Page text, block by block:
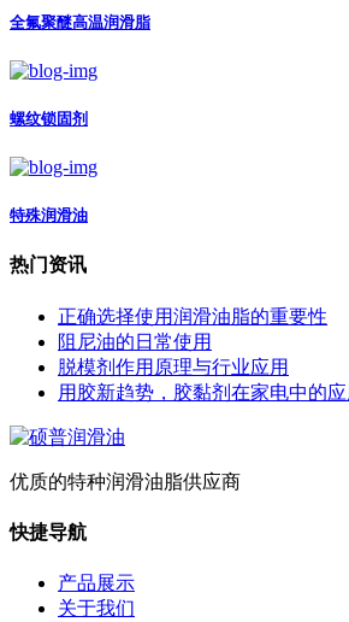
全氟聚醚高温润滑脂
螺纹锁固剂
特殊润滑油
热门资讯
正确选择使用润滑油脂的重要性
阻尼油的日常使用
脱模剂作用原理与行业应用
用胶新趋势，胶黏剂在家电中的应
优质的特种润滑油脂供应商
快捷导航
产品展示
关于我们